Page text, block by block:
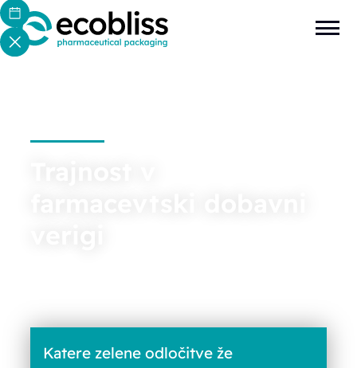
Katere zelene odločitve že